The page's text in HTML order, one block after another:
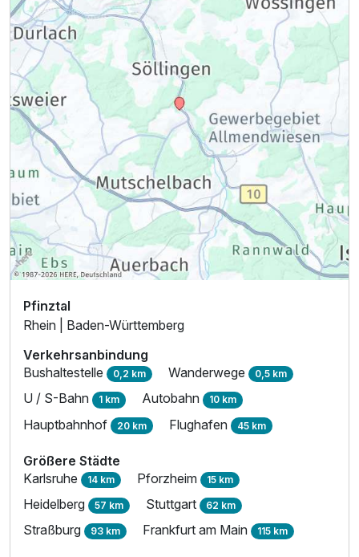
2 Erwachsene und 2 Kinder
Pfinztal
Rhein | Baden-Württemberg
Verkehrsanbindung
Bushaltestelle 0,2 km Wanderwege 0,5 km
U / S-Bahn 1 km Autobahn 10 km
Hauptbahnhof 20 km Flughafen 45 km
Größere Städte
Karlsruhe 14 km Pforzheim 15 km
Heidelberg 57 km Stuttgart 62 km
Straßburg 93 km Frankfurt am Main 115 km